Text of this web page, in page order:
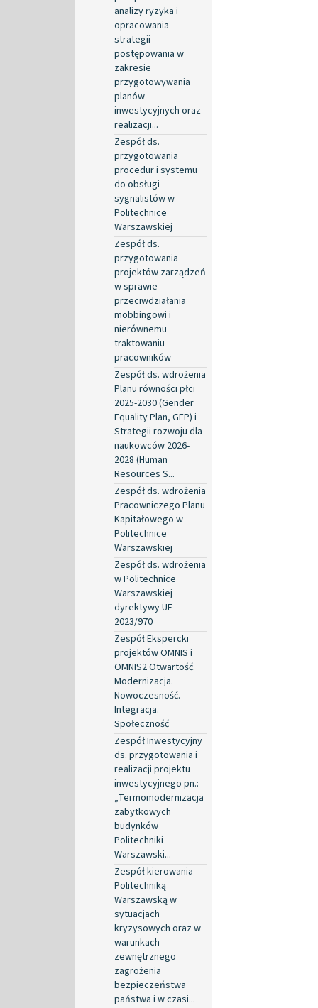
analizy ryzyka i
opracowania
strategii
postępowania w
zakresie
przygotowywania
planów
inwestycyjnych oraz
realizacji...
Zespół ds.
przygotowania
procedur i systemu
do obsługi
sygnalistów w
Politechnice
Warszawskiej
Zespół ds.
przygotowania
projektów zarządzeń
w sprawie
przeciwdziałania
mobbingowi i
nierównemu
traktowaniu
pracowników
Zespół ds. wdrożenia
Planu równości płci
2025-2030 (Gender
Equality Plan, GEP) i
Strategii rozwoju dla
naukowców 2026-
2028 (Human
Resources S...
Zespół ds. wdrożenia
Pracowniczego Planu
Kapitałowego w
Politechnice
Warszawskiej
Zespół ds. wdrożenia
w Politechnice
Warszawskiej
dyrektywy UE
2023/970
Zespół Ekspercki
projektów OMNIS i
OMNIS2 Otwartość.
Modernizacja.
Nowoczesność.
Integracja.
Społeczność
Zespół Inwestycyjny
ds. przygotowania i
realizacji projektu
inwestycyjnego pn.:
„Termomodernizacja
zabytkowych
budynków
Politechniki
Warszawski...
Zespół kierowania
Politechniką
Warszawską w
sytuacjach
kryzysowych oraz w
warunkach
zewnętrznego
zagrożenia
bezpieczeństwa
państwa i w czasi...